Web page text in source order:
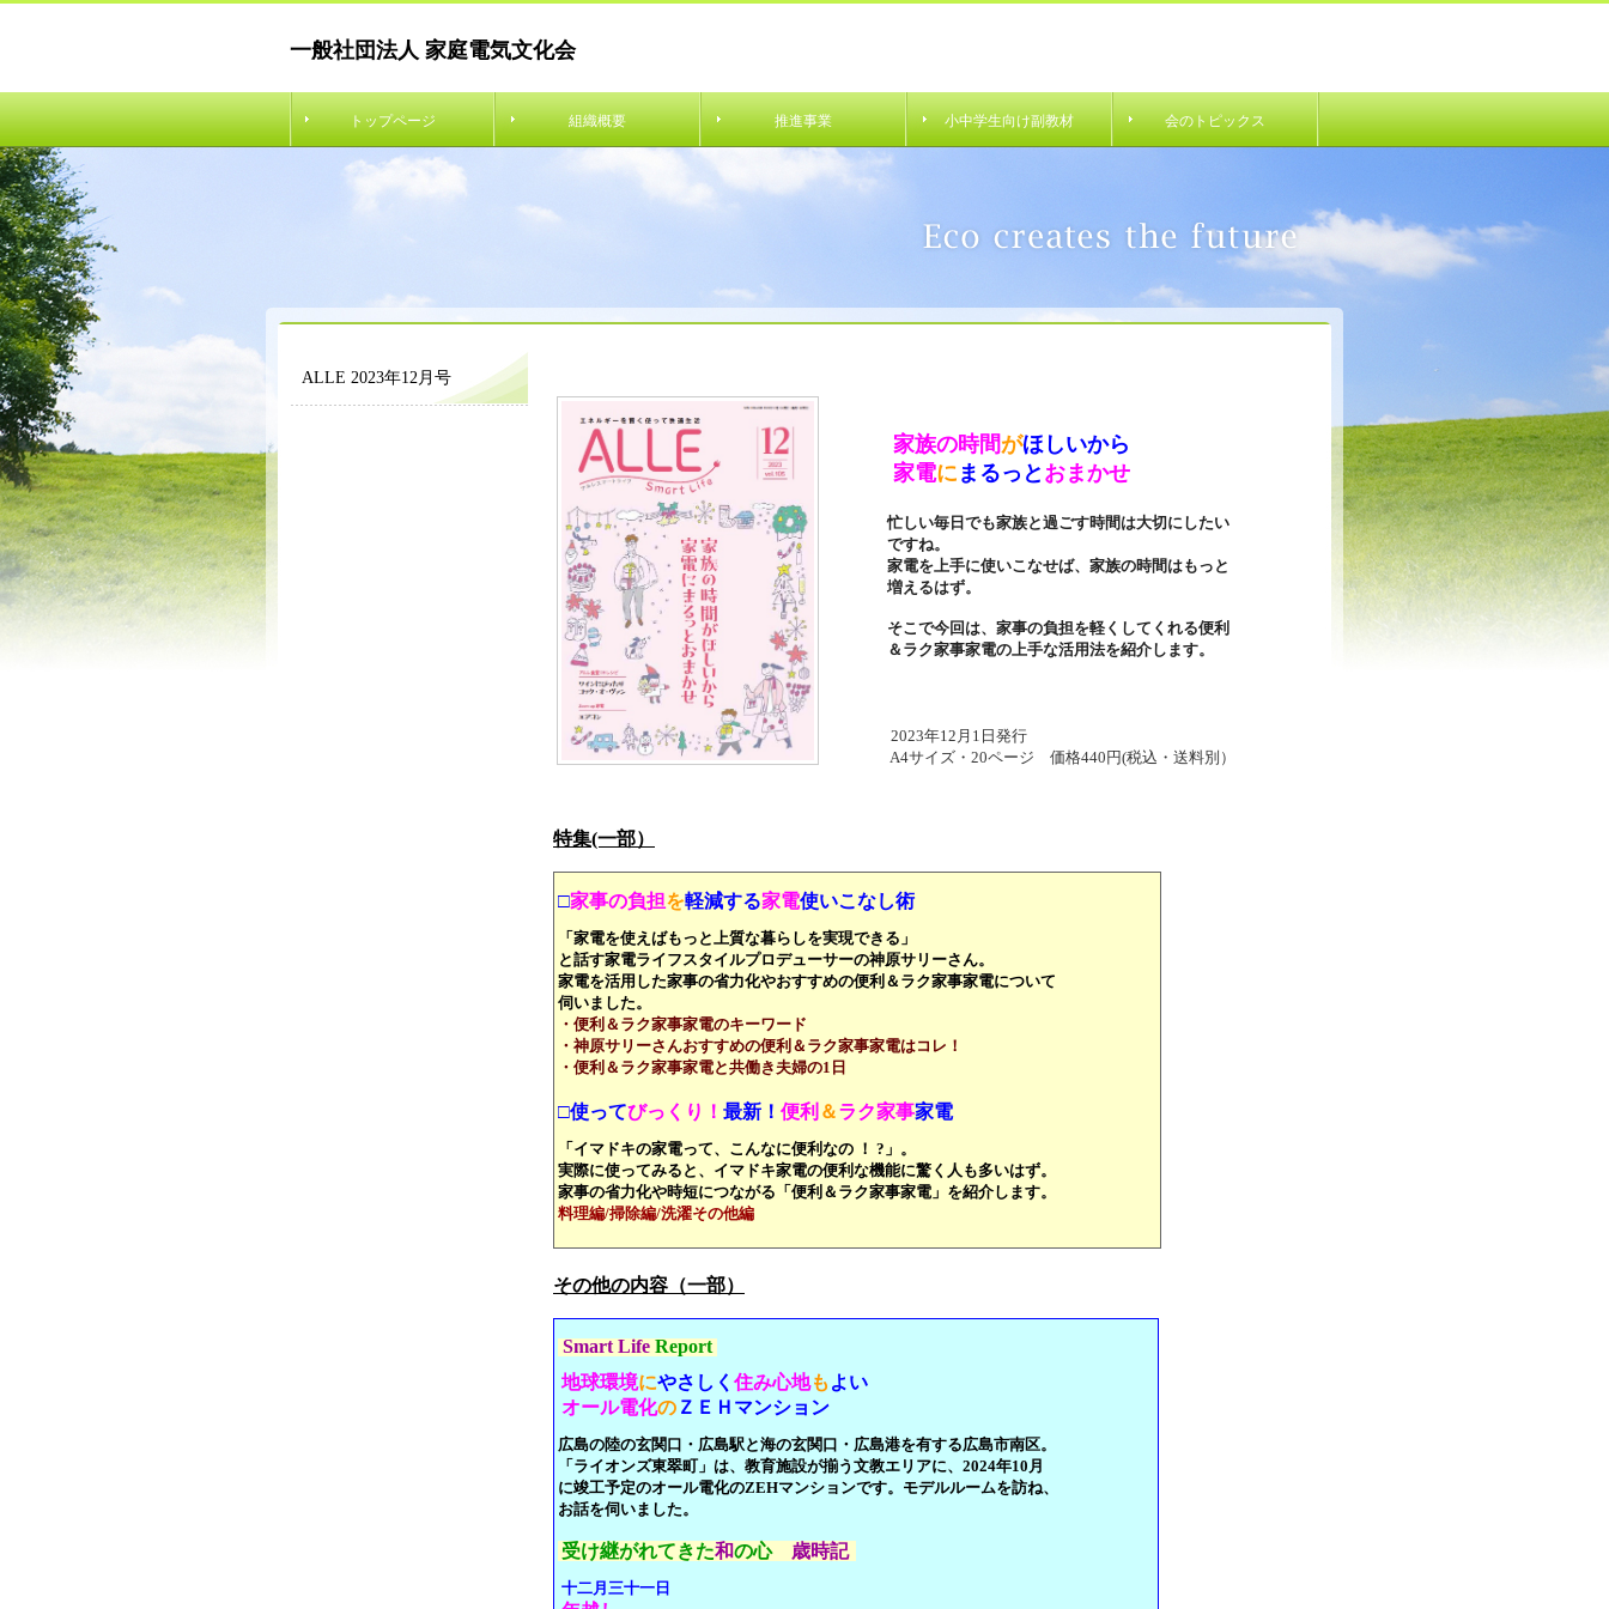
一般社団法人 家庭電気文化会
トップページ 組織概要 推進事業 小中学生向け副教材 会のトピックス
ALLE 2023年12月号
家族の時間がほしいから
家電に まるっと おまかせ
忙しい毎日でも家族と過ごす時間は大切にしたい
ですね。
家電を上手に使いこなせば、家族の時間はもっと
増えるはず。
そこで今回は、家事の負担を軽くしてくれる便利
＆ラク家事家電の上手な活用法を紹介します。
2023年12月1日発行
A4サイズ・20ページ 価格440円(税込・送料別）
特集(一部）
□家事の負担を軽減する家電使いこなし術
「家電を使えばもっと上質な暮らしを実現できる」
と話す家電ライフスタイルプロデューサーの神原サリーさん。
家電を活用した家事の省力化やおすすめの便利＆ラク家事家電について
伺いました。
・便利＆ラク家事家電のキーワード
・神原サリーさんおすすめの便利＆ラク家事家電はコレ！
・便利＆ラク家事家電と共働き夫婦の1日
□使ってびっくり！ 最新！ 便利 ＆ラク家事家電
「イマドキの家電って、こんなに便利なの ！ ?」。
実際に使ってみると、イマドキ家電の便利な機能に驚く人も多いはず。
家事の省力化や時短につながる「便利＆ラク家事家電」を紹介します。
料理編/掃除編/洗濯その他編
その他の内容（一部）
Smart Life Report
地球環境にやさしく 住み心地も よい
オール電化の ＺＥＨマンション
広島の陸の玄関口・広島駅と海の玄関口・広島港を有する広島市南区。
「ライオンズ東翠町」は、 教育施設が揃う文教エリアに、2024年10月
に竣工予定のオール電化のZEHマンションです。 モデルルームを訪ね、
お話を伺いました。
受け継がれてきた和の心 歳時記
十二月三十一日